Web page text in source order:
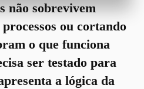
não sobrevivem
ou cortando
o que funciona
ser testado para
a lógica da